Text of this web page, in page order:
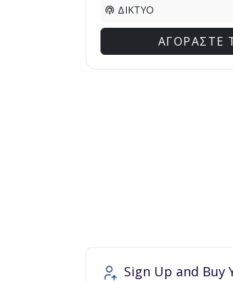
ΔΙΚΤΥΟ
ΑΓΟΡΑΣΤΕ
Sign Up and Buy